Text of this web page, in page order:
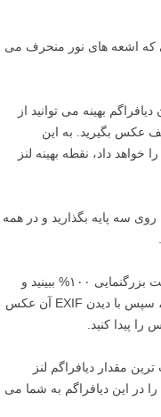
که اشعه های نور منحرف می
بهینه می توانید از
عکس بگیرید. به این
داد، نقطه بهینه لنز
سه پایه بگذارید و در همه
برای امتحان کردن عکس ها آن ها را روی حالت بزرگنمایی ۱۰۰% ببینید و
عکسی که از همه شارپ تر است را پیدا کنید، سپس با دیدن EXIF آن عکس
پیدا کنید.
مقدار دیافراگم لنز
این دیافراگم به شما می